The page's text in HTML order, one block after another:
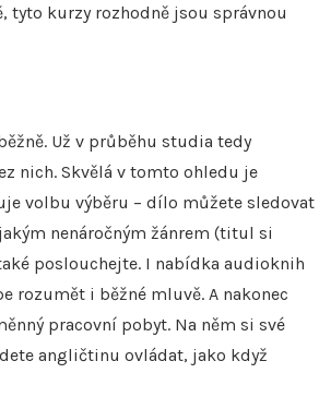
tyto kurzy rozhodně jsou správnou
Už v průběhu studia tedy
nich. Skvělá v tomto ohledu je
volbu výběru – dílo můžete sledovat
nenáročným žánrem (titul si
poslouchejte. I nabídka audioknih
rozumět i běžné mluvě. A nakonec
pracovní pobyt. Na něm si své
angličtinu ovládat, jako když